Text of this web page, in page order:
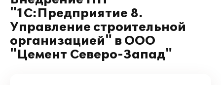
"1С:Предприятие 8.
Управление строительной
организацией" в ООО
"Цемент Северо-Запад"